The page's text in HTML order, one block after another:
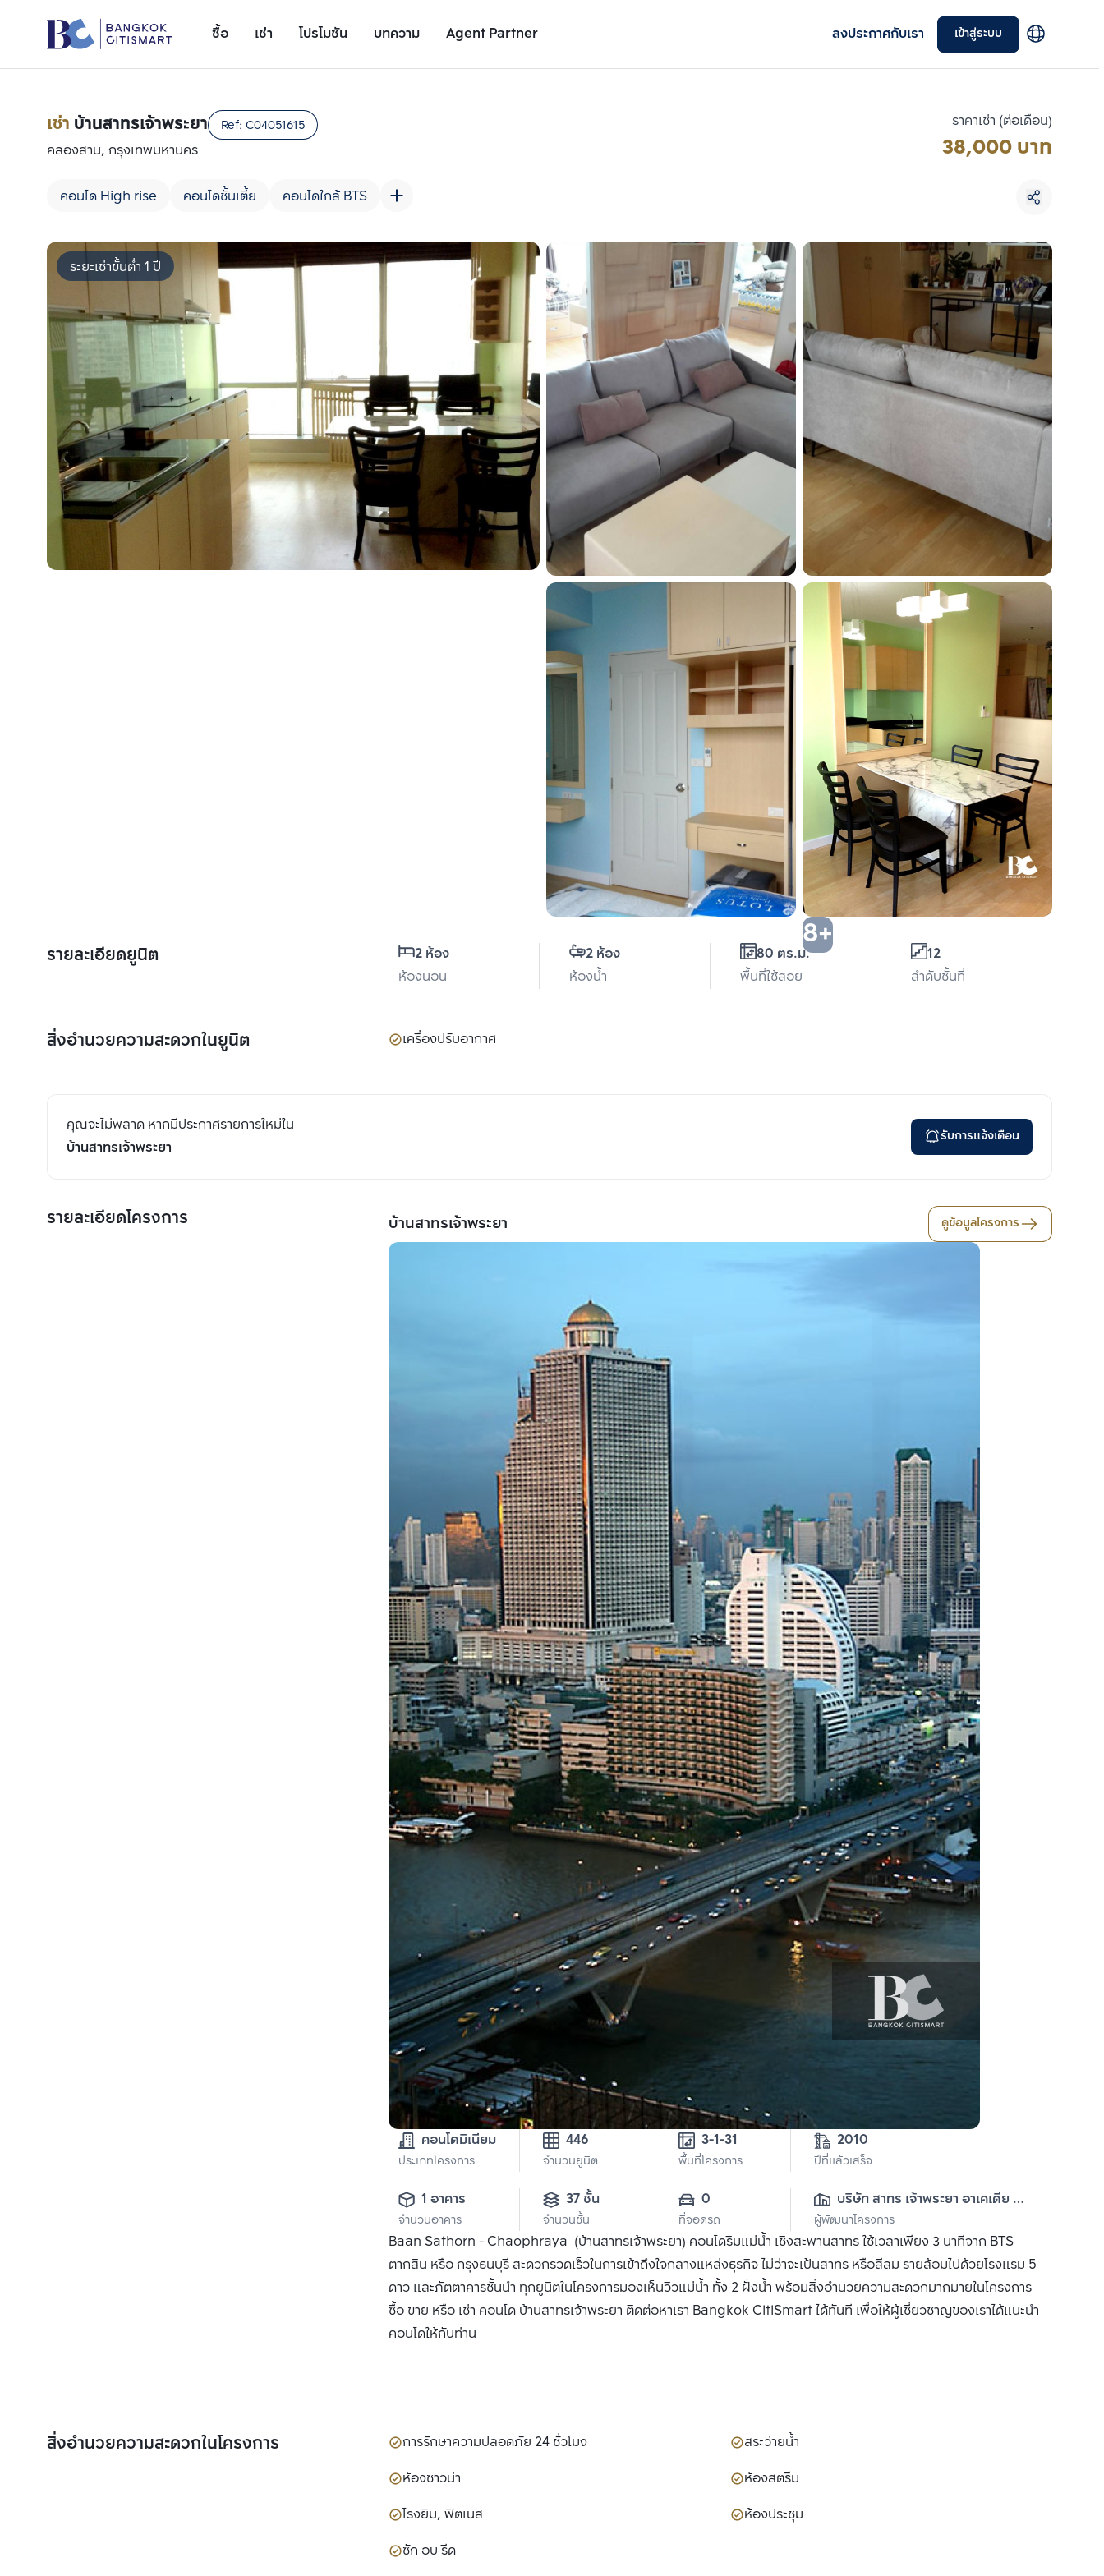
ซื้อ เช่า โปรโมชัน บทความ Agent Partner ลงประกาศกับเรา เข้าสู่ระบบ
รายละเอียดยูนิต
เช่า บ้านสาทรเจ้าพระยา Ref: C04051615
คลองสาน, กรุงเทพมหานคร
คอนโด High rise คอนโดชั้นเตี้ย คอนโดใกล้ BTS
ราคาเช่า (ต่อเดือน)
38,000 บาท
8+
ระยะเช่าขั้นต่ำ 1 ปี
รายละเอียดยูนิต
2 ห้อง
ห้องนอน
2 ห้อง
ห้องน้ำ
80 ตร.ม.
พื้นที่ใช้สอย
12
ลำดับชั้นที่
สิ่งอำนวยความสะดวกในยูนิต เครื่องปรับอากาศ
คุณจะไม่พลาด หากมีประกาศรายการใหม่ใน
บ้านสาทรเจ้าพระยา
รับการแจ้งเตือน
รายละเอียดโครงการ บ้านสาทรเจ้าพระยา ดูข้อมูลโครงการ
คอนโดมิเนียม
ประเภทโครงการ
446
จำนวนยูนิต พื้นที่โครงการ
2010
ปีที่แล้วเสร็จ
1 อาคาร
จำนวนอาคาร
37 ชั้น
จำนวนชั้น
0
ที่จอดรถ
บริษัท สาทร เจ้าพระยา อาเคเดีย
จำกัด
ผู้พัฒนาโครงการ
Baan Sathorn - Chaophraya (บ้านสาทรเจ้าพระยา) คอนโดริมแม่น้ำ เชิงสะพานสาทร ใช้เวลาเพียง 3 นาทีจาก BTS
ตากสิน หรือ กรุงธนบุรี สะดวกรวดเร็วในการเข้าถึงใจกลางแหล่งธุรกิจ ไม่ว่าจะเป้นสาทร หรือสีลม รายล้อมไปด้วยโรงแรม 5
ดาว และภัตตาคารชั้นนำ ทุกยูนิตในโครงการมองเห็นวิวแม่น้ำ ทั้ง 2 ฝั่งน้ำ พร้อมสิ่งอำนวยความสะดวกมากมายในโครงการ
ซื้อ ขาย หรือ เช่า คอนโด บ้านสาทรเจ้าพระยา ติดต่อหาเรา Bangkok CitiSmart ได้ทันที เพื่อให้ผู้เชี่ยวชาญของเราได้แนะนำ
คอนโดให้กับท่าน
สิ่งอำนวยความสะดวกในโครงการ การรักษาความปลอดภัย 24 ชั่วโมง
สระว่ายน้ำ
ห้องซาวน่า
ห้องสตรีม
โรงยิม, ฟิตเนส
ห้องประชุม
ซัก อบ รีด
เพิ่มยูนิตเปรียบเทียบ
รายการที่ 1
เพิ่มยูนิตเปรียบเทียบ
เลือกยูนิตเพื่อเปรียบเทียบ
เลือกได้สูงสุด 3 รายการ
เปรียบเทียบ
ลบทั้งหมด